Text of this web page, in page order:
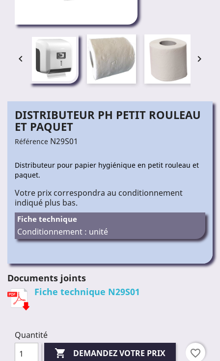
 
DISTRIBUTEUR PH PETIT ROULEAU
ET PAQUET
Référence N29S01
Distributeur pour papier hygiénique en petit rouleau et
paquet.
Votre prix correspondra au conditionnement
indiqué plus bas.
Fiche technique
Conditionnement : unité
Documents joints
Fiche technique N29S01
Quantité
 DEMANDEZ VOTRE PRIX favorite_border